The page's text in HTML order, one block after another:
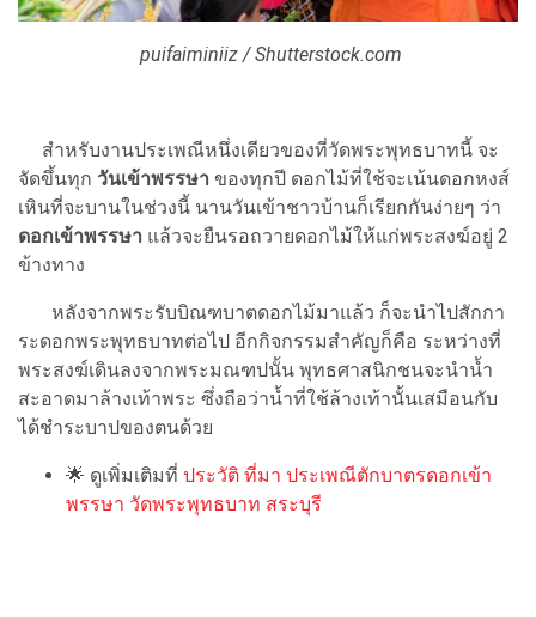
puifaiminiiz / Shutterstock.com
สำหรับงานประเพณีหนึ่งเดียวของที่วัดพระพุทธบาทนี้ จะ
จัดขึ้นทุก วันเข้าพรรษา ของทุกปี ดอกไม้ที่ใช้จะเน้นดอกหงส์
เหินที่จะบานในช่วงนี้ นานวันเข้าชาวบ้านก็เรียกกันง่ายๆ ว่า
ดอกเข้าพรรษา แล้วจะยืนรอถวายดอกไม้ให้แก่พระสงฆ์อยู่ 2
ข้างทาง
หลังจากพระรับบิณฑบาตดอกไม้มาแล้ว ก็จะนำไปสักกา
ระดอกพระพุทธบาทต่อไป อีกกิจกรรมสำคัญก็คือ ระหว่างที่
พระสงฆ์เดินลงจากพระมณฑปนั้น พุทธศาสนิกชนจะนำน้ำ
สะอาดมาล้างเท้าพระ ซึ่งถือว่าน้ำที่ใช้ล้างเท้านั้นเสมือนกับ
ได้ชำระบาปของตนด้วย
🌟 ดูเพิ่มเติมที่ ประวัติ ที่มา ประเพณีตักบาตรดอกเข้า
พรรษา วัดพระพุทธบาท สระบุรี